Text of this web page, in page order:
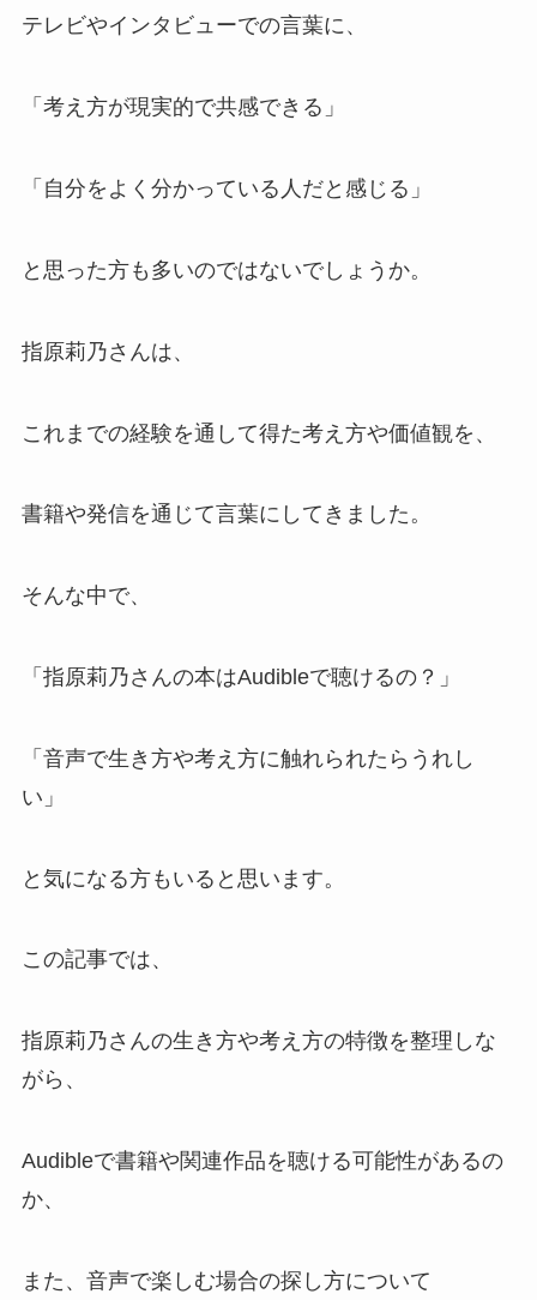
テレビやインタビューでの言葉に、
「考え方が現実的で共感できる」
「自分をよく分かっている人だと感じる」
と思った方も多いのではないでしょうか。
指原莉乃さんは、
これまでの経験を通して得た考え方や価値観を、
書籍や発信を通じて言葉にしてきました。
そんな中で、
「指原莉乃さんの本はAudibleで聴けるの？」
「音声で生き方や考え方に触れられたらうれし
い」
と気になる方もいると思います。
この記事では、
指原莉乃さんの生き方や考え方の特徴を整理しな
がら、
Audibleで書籍や関連作品を聴ける可能性があるの
か、
また、音声で楽しむ場合の探し方について